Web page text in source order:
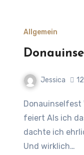
Allgemein
Jessica
Donauinselfest Wien – Wenn ganz Europa auf einer Insel
feiert Als ich
dachte ich
Und wirklich…